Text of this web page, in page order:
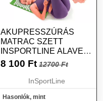
AKUPRESSZÚRÁS
MATRAC SZETT
INSPORTLINE ALAVEA
ZÖLD
8 100 Ft 12700 Ft
InSportLine
Hasonlók, mint